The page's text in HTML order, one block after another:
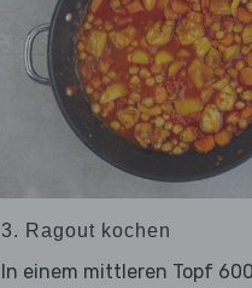
3. Ragout kochen
In einem mittleren Topf